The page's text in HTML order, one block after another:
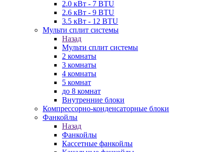
2.0 кВт - 7 BTU
2.6 кВт - 9 BTU
3.5 кВт - 12 BTU
Мульти сплит системы
Назад
Мульти сплит системы
2 комнаты
3 комнаты
4 комнаты
5 комнат
до 8 комнат
Внутренние блоки
Компрессорно-конденсаторные блоки
Фанкойлы
Назад
Фанкойлы
Кассетные фанкойлы